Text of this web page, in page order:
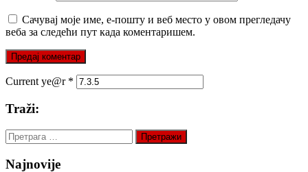
Сачувај моје име, е-пошту и веб место у овом прегледачу
веба за следећи пут када коментаришем.
Current ye@r *
Traži:
Претрага
за:
Najnovije